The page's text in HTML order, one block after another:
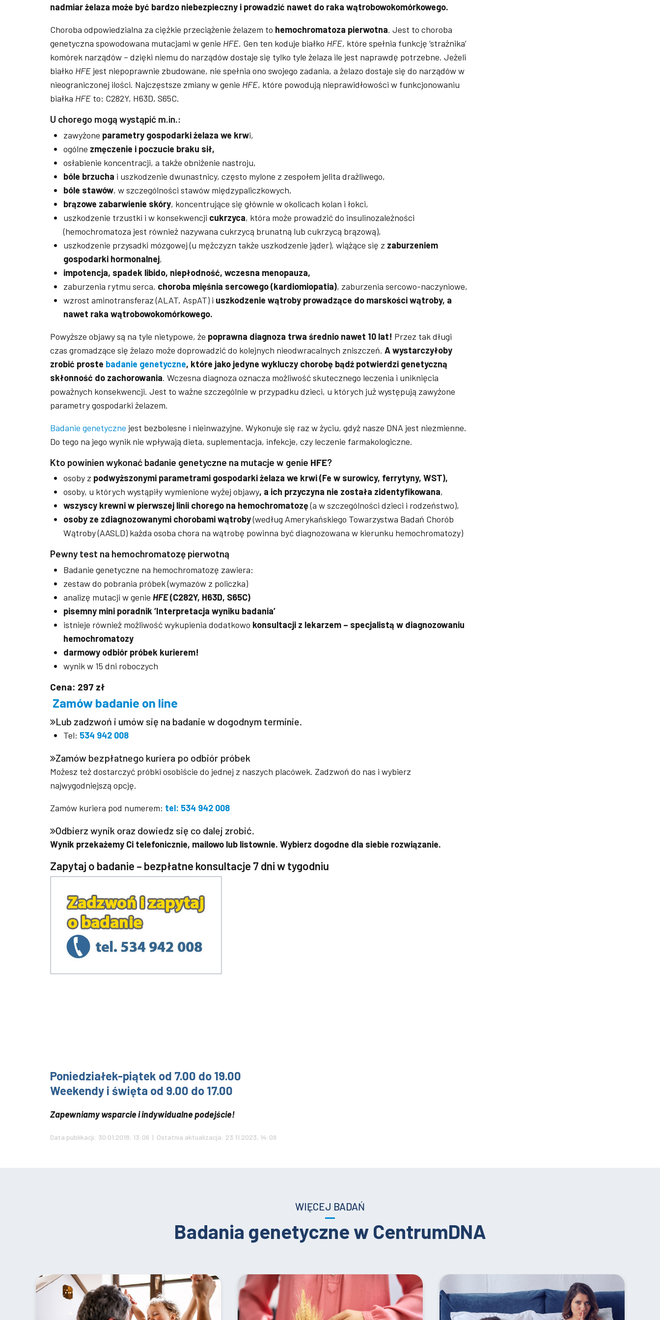
nadmiar żelaza może być bardzo niebezpieczny i prowadzić nawet do raka wątrobowokomórkowego.
Choroba odpowiedzialna za ciężkie przeciążenie żelazem to hemochromatoza pierwotna. Jest to choroba
genetyczna spowodowana mutacjami w genie HFE. Gen ten koduje białko HFE, które spełnia funkcję ‘strażnika’
komórek narządów – dzięki niemu do narządów dostaje się tylko tyle żelaza ile jest naprawdę potrzebne. Jeżeli
białko HFE jest niepoprawnie zbudowane, nie spełnia ono swojego zadania, a żelazo dostaje się do narządów w
nieograniczonej ilości. Najczęstsze zmiany w genie HFE, które powodują nieprawidłowości w funkcjonowaniu
białka HFE to: C282Y, H63D, S65C.
U chorego mogą wystąpić m.in.:
zawyżone parametry gospodarki żelaza we krwi,
ogólne zmęczenie i poczucie braku sił,
osłabienie koncentracji, a także obniżenie nastroju,
bóle brzucha i uszkodzenie dwunastnicy, często mylone z zespołem jelita drażliwego,
bóle stawów, w szczególności stawów międzypaliczkowych,
brązowe zabarwienie skóry, koncentrujące się głównie w okolicach kolan i łokci,
uszkodzenie trzustki i w konsekwencji cukrzyca, która może prowadzić do insulinozależności
(hemochromatoza jest również nazywana cukrzycą brunatną lub cukrzycą brązową),
uszkodzenie przysadki mózgowej (u mężczyzn także uszkodzenie jąder), wiążące się z zaburzeniem
gospodarki hormonalnej,
impotencja, spadek libido, niepłodność, wczesna menopauza,
zaburzenia rytmu serca, choroba mięśnia sercowego (kardiomiopatia), zaburzenia sercowo-naczyniowe,
wzrost aminotransferaz (ALAT, AspAT) i uszkodzenie wątroby prowadzące do marskości wątroby, a
nawet raka wątrobowokomórkowego.
Powyższe objawy są na tyle nietypowe, że poprawna diagnoza trwa średnio nawet 10 lat! Przez tak długi
czas gromadzące się żelazo może doprowadzić do kolejnych nieodwracalnych zniszczeń. A wystarczyłoby
zrobić proste badanie genetyczne, które jako jedyne wykluczy chorobę bądź potwierdzi genetyczną
skłonność do zachorowania. Wczesna diagnoza oznacza możliwość skutecznego leczenia i uniknięcia
poważnych konsekwencji. Jest to ważne szczególnie w przypadku dzieci, u których już występują zawyżone
parametry gospodarki żelazem.
Badanie genetyczne jest bezbolesne i nieinwazyjne. Wykonuje się raz w życiu, gdyż nasze DNA jest niezmienne.
Do tego na jego wynik nie wpływają dieta, suplementacja, infekcje, czy leczenie farmakologiczne.
Kto powinien wykonać badanie genetyczne na mutacje w genie HFE?
osoby z podwyższonymi parametrami gospodarki żelaza we krwi (Fe w surowicy, ferrytyny, WST),
osoby, u których wystąpiły wymienione wyżej objawy, a ich przyczyna nie została zidentyfikowana,
wszyscy krewni w pierwszej linii chorego na hemochromatozę(a w szczególności dzieci i rodzeństwo),
osoby ze zdiagnozowanymi chorobami wątroby(według Amerykańskiego Towarzystwa Badań Chorób
Wątroby (AASLD) każda osoba chora na wątrobę powinna być diagnozowana w kierunku hemochromatozy)
Pewny test na hemochromatozę pierwotną
Badanie genetyczne na hemochromatozę zawiera:
zestaw do pobrania próbek (wymazów z policzka)
analizę mutacji w genie HFE(C282Y, H63D, S65C)
pisemny mini poradnik ‘Interpretacja wyniku badania’
istnieje również możliwość wykupienia dodatkowo konsultacji z lekarzem – specjalistą w diagnozowaniu
hemochromatozy
darmowy odbiór próbek kurierem!
wynik w 15 dni roboczych
Cena: 297 zł
Zamów badanie on line
Lub zadzwoń i umów się na badanie w dogodnym terminie.
Tel: 534 942 008
Zamów bezpłatnego kuriera po odbiór próbek
Możesz też dostarczyć próbki osobiście do jednej z naszych placówek. Zadzwoń do nas i wybierz
najwygodniejszą opcję.
Zamów kuriera pod numerem: tel: 534 942 008
Odbierz wynik oraz dowiedz się co dalej zrobić.
Wynik przekażemy Ci telefonicznie, mailowo lub listownie. Wybierz dogodne dla siebie rozwiązanie.
Zapytaj o badanie – bezpłatne konsultacje 7 dni w tygodniu
Poniedziałek-piątek od 7.00 do 19.00
Weekendy i święta od 9.00 do 17.00
Zapewniamy wsparcie i indywidualne podejście!
Data publikacji: 30.01.2018, 13:06 | Ostatnia aktualizacja: 23.11.2023, 14:09
WIĘCEJ BADAŃ
Badania genetyczne w CentrumDNA